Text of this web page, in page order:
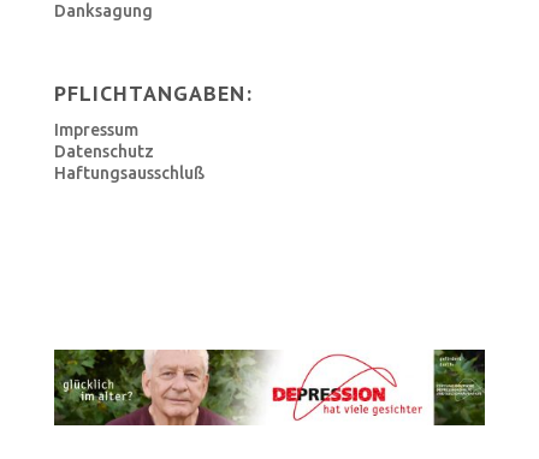
Danksagung
PFLICHTANGABEN:
Impressum
Datenschutz
Haftungsausschluß